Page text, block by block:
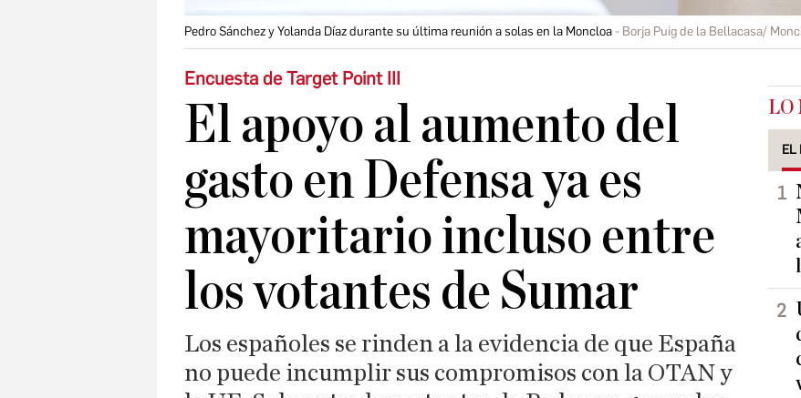
Pedro Sánchez y Yolanda Díaz durante su última reunión a solas en la Moncloa Borja Puig de la Bellacasa/
Encuesta de Target Point III
El apoyo al aumento del
gasto en Defensa ya es
mayoritario incluso entre
los votantes de Sumar
Los españoles se rinden a la evidencia de que España
no puede incumplir sus compromisos con la OTAN y
LO
EL